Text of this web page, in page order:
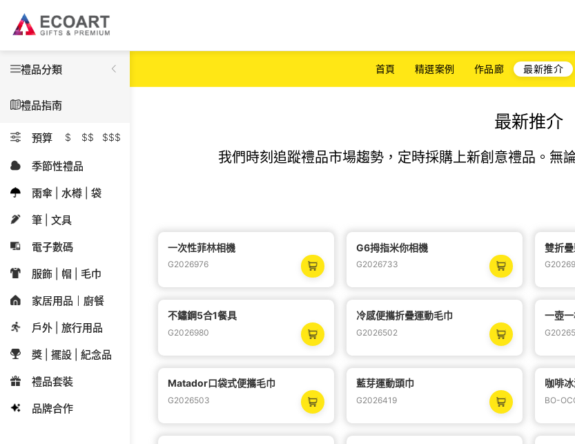
首頁 精選案例 作品廊 最新推介
禮品分類
禮品指南
預算 $ $$ $$$
季節性禮品
雨傘 | 水樽 | 袋
筆 | 文具
電子數碼
服飾 | 帽 | 毛巾
家居用品｜廚餐
戶外 | 旅行用品
獎 | 擺設 | 紀念品
禮品套裝
品牌合作
最新推介
我們時刻追蹤禮品市場趨勢，定時採購上新創意禮品。無
熱
一次性菲林相機
G2026976
熱
G6拇指米你相機
G2026733
雙折
熱
不鏽鋼5合1餐具
G2026980
熱
冷感便攜折疊運動毛巾
G2026502
一壺
Matador口袋式便攜毛巾
G2026503
藍芽運動頭巾
G2026419
咖啡
BO-